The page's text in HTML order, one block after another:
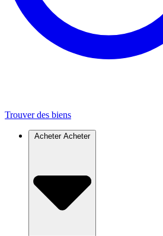
Trouver des biens
Acheter Acheter